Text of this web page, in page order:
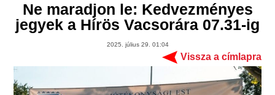
Ne maradjon le: Kedvezményes
jegyek a Hírös Vacsorára 07.31-ig
2025. július 29. 01:04
Vissza a címlapra